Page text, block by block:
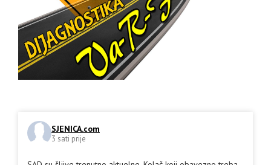
SJENICA.com
3 sati prije